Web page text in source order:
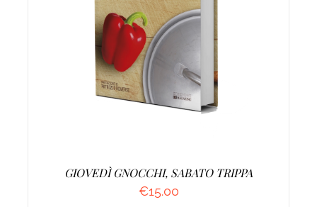
AGGIUNGI AL CARRELLO /
GIOVEDÌ GNOCCHI, SABATO TRIPPA
€15.00